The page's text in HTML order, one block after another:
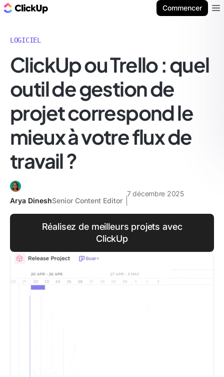
Commencer
LOGICIEL
ClickUp ou Trello : quel
outil de gestion de
projet correspond le
mieux à votre flux de
travail ?
Arya DineshSenior Content Editor
7 décembre 2025
Réalisez de meilleurs projets avec
ClickUp